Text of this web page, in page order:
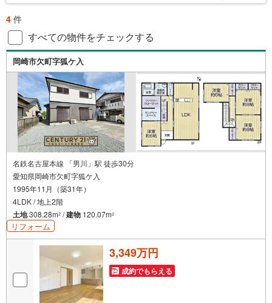
4 件
すべての物件をチェックする
岡崎市欠町字狐ケ入
名鉄名古屋本線 「男川」駅 徒歩30分
愛知県岡崎市欠町字狐ケ入
1995年11月（築31年）
4LDK / 地上2階
土地308.28m2 /建物 120.07m2
リフォーム
3,349万円
成約でもらえる